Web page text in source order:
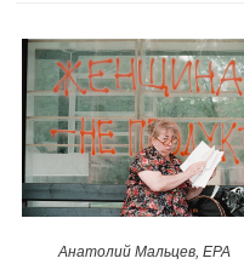
Анатолий Мальцев, ЕРА